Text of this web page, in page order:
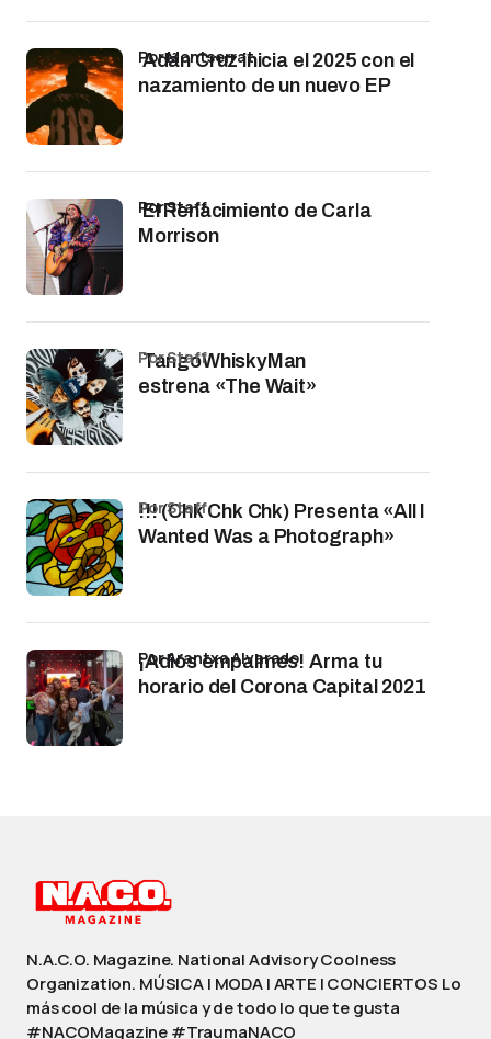
Adán Cruz inicia el 2025 con el
nazamiento de un nuevo EP
por Montserrat
El Renacimiento de Carla
Morrison
por Staff
TangoWhiskyMan
estrena «The Wait»
por Staff
!!! (Chk Chk Chk) Presenta «All I
Wanted Was a Photograph»
por Staff
¡Adiós empalmes! Arma tu
horario del Corona Capital 2021
por Arantxa Alvarado
N.A.C.O. Magazine. National Advisory Coolness
Organization. MÚSICA | MODA | ARTE | CONCIERTOS Lo
más cool de la música y de todo lo que te gusta
#NACOMagazine #TraumaNACO